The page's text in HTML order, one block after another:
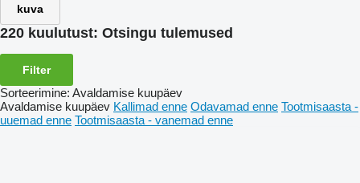
kuva
220 kuulutust: Otsingu tulemused
Filter
Sorteerimine: Avaldamise kuupäev
Avaldamise kuupäev Kallimad enne Odavamad enne Tootmisaasta -
uuemad enne Tootmisaasta - vanemad enne